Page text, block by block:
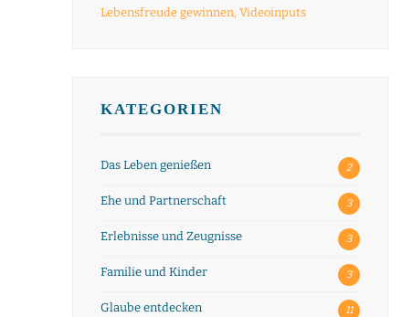
Lebensfreude gewinnen, Videoinputs
KATEGORIEN
Das Leben genießen 2
Ehe und Partnerschaft 3
Erlebnisse und Zeugnisse 3
Familie und Kinder 3
Glaube entdecken 11